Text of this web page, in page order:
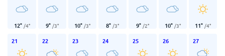
12° /4° 9° /3° 10° /3° 8° /3° 9° /2° 10° /3° 11° /4°
21 22 23 24 25 26 27